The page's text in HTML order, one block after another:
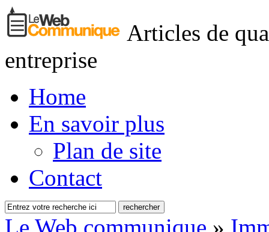
Articles de
entreprise
Home
En savoir plus
Plan de site
Contact